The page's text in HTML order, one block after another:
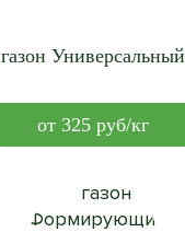
газон Универсальный
от 325 руб/кг